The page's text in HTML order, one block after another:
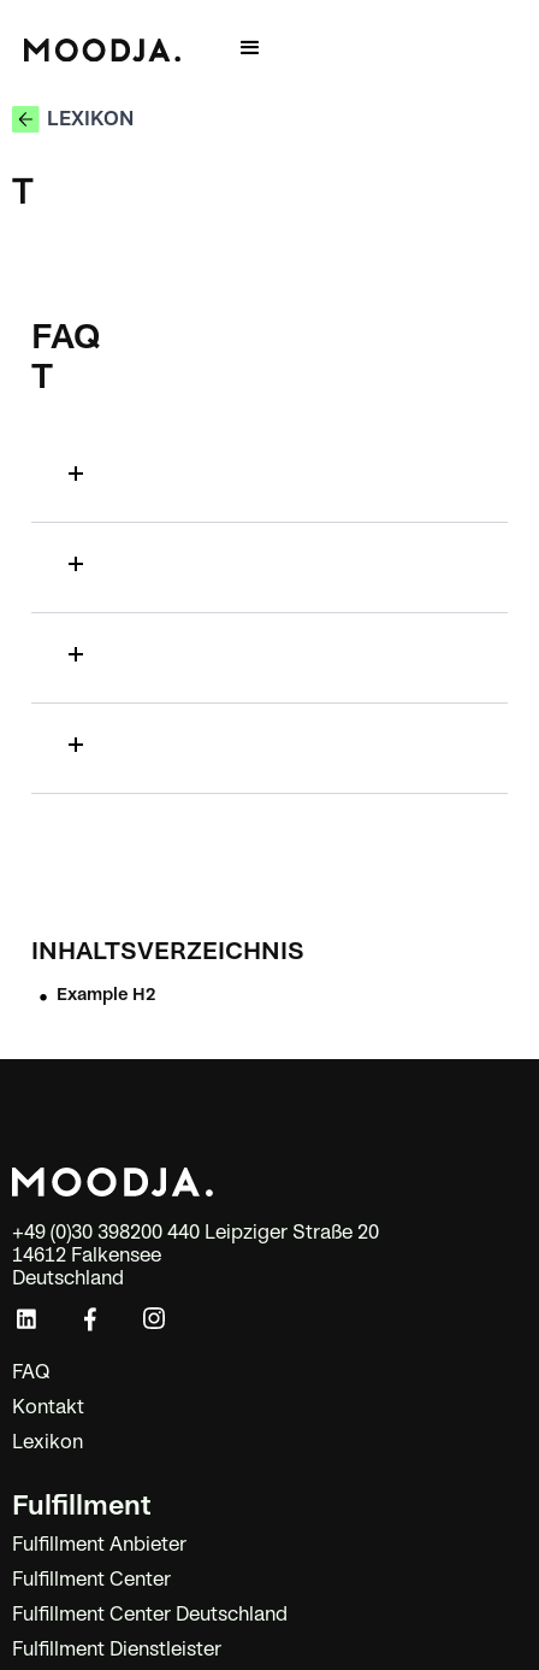
LEXIKON
T
FAQ
T
INHALTSVERZEICHNIS
• Example H2
+49 (0)30 398200 440 Leipziger Straße 20
14612 Falkensee
Deutschland
FAQ
Kontakt
Lexikon
Fulfillment
Fulfillment Anbieter
Fulfillment Center
Fulfillment Center Deutschland
Fulfillment Dienstleister